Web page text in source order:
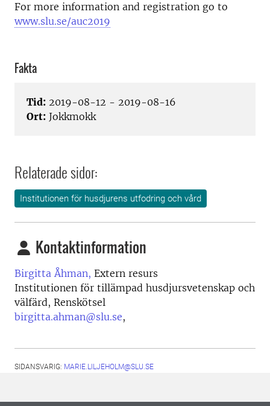
For more information and registration go to
www.slu.se/auc2019
Fakta
Tid: 2019-08-12 - 2019-08-16
Ort: Jokkmokk
Relaterade sidor:
Institutionen för husdjurens utfodring och vård
Kontaktinformation
Birgitta Åhman, Extern resurs
Institutionen för tillämpad husdjursvetenskap och
välfärd, Renskötsel
birgitta.ahman@slu.se,
SIDANSVARIG: MARIE.LILJEHOLM@SLU.SE